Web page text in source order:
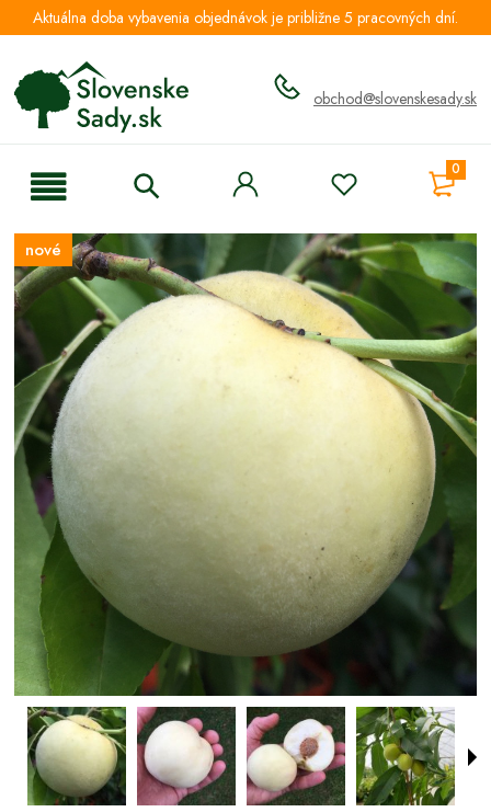
Aktuálna doba vybavenia objednávok je približne 5 pracovných dní.
obchod@slovenskesady.sk
0
nové